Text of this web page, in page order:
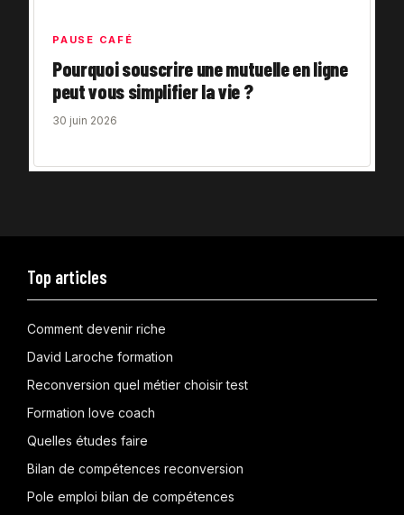
PAUSE CAFÉ
Pourquoi souscrire une mutuelle en ligne
peut vous simplifier la vie ?
30 juin 2026
Top articles
Comment devenir riche
David Laroche formation
Reconversion quel métier choisir test
Formation love coach
Quelles études faire
Bilan de compétences reconversion
Pole emploi bilan de compétences